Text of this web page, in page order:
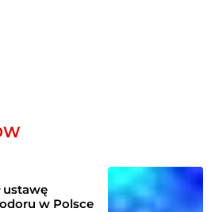
ustawę
w Polsce